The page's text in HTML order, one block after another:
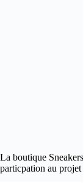
La boutique
particpation au